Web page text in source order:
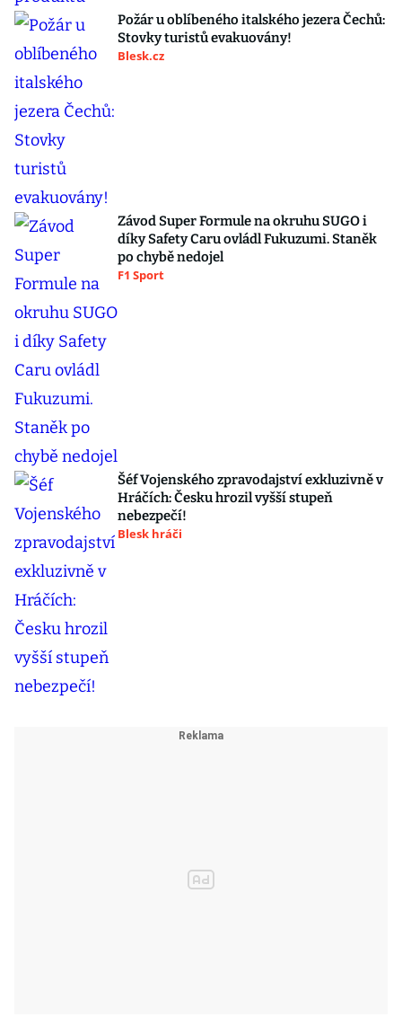
Požár u oblíbeného italského jezera Čechů:
Stovky turistů evakuovány!
Blesk.cz
Závod Super Formule na okruhu SUGO i
díky Safety Caru ovládl Fukuzumi. Staněk
po chybě nedojel
F1 Sport
Šéf Vojenského zpravodajství exkluzivně v
Hráčích: Česku hrozil vyšší stupeň
nebezpečí!
Blesk hráči